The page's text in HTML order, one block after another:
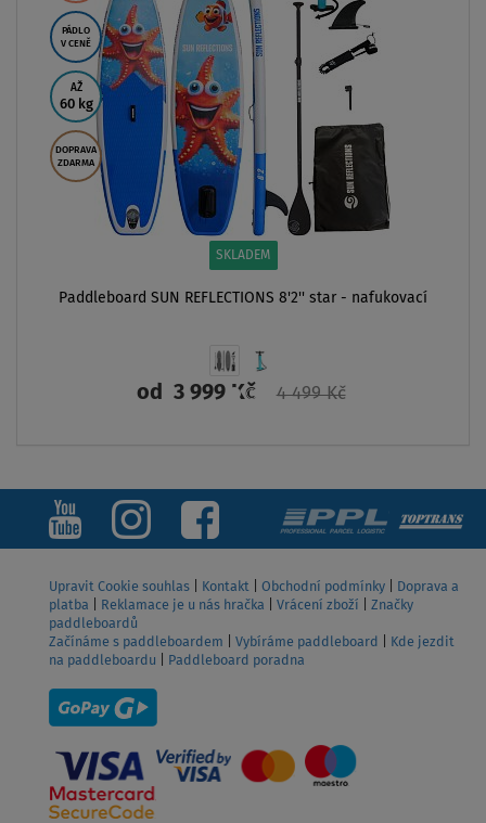
PÁDLO
V CENĚ
AŽ
60 kg
DOPRAVA
ZDARMA
SKLADEM
Paddleboard SUN REFLECTIONS 8'2'' star - nafukovací
od3 999 Kč 4 499 Kč
Upravit Cookie souhlas Kontakt Obchodní podmínky
Doprava a
platba
Reklamace je u nás hračka Vrácení zboží
Značky
paddleboardů
Začínáme s paddleboardem
Vybíráme paddleboard
Kde jezdit
na paddleboardu
Paddleboard poradna